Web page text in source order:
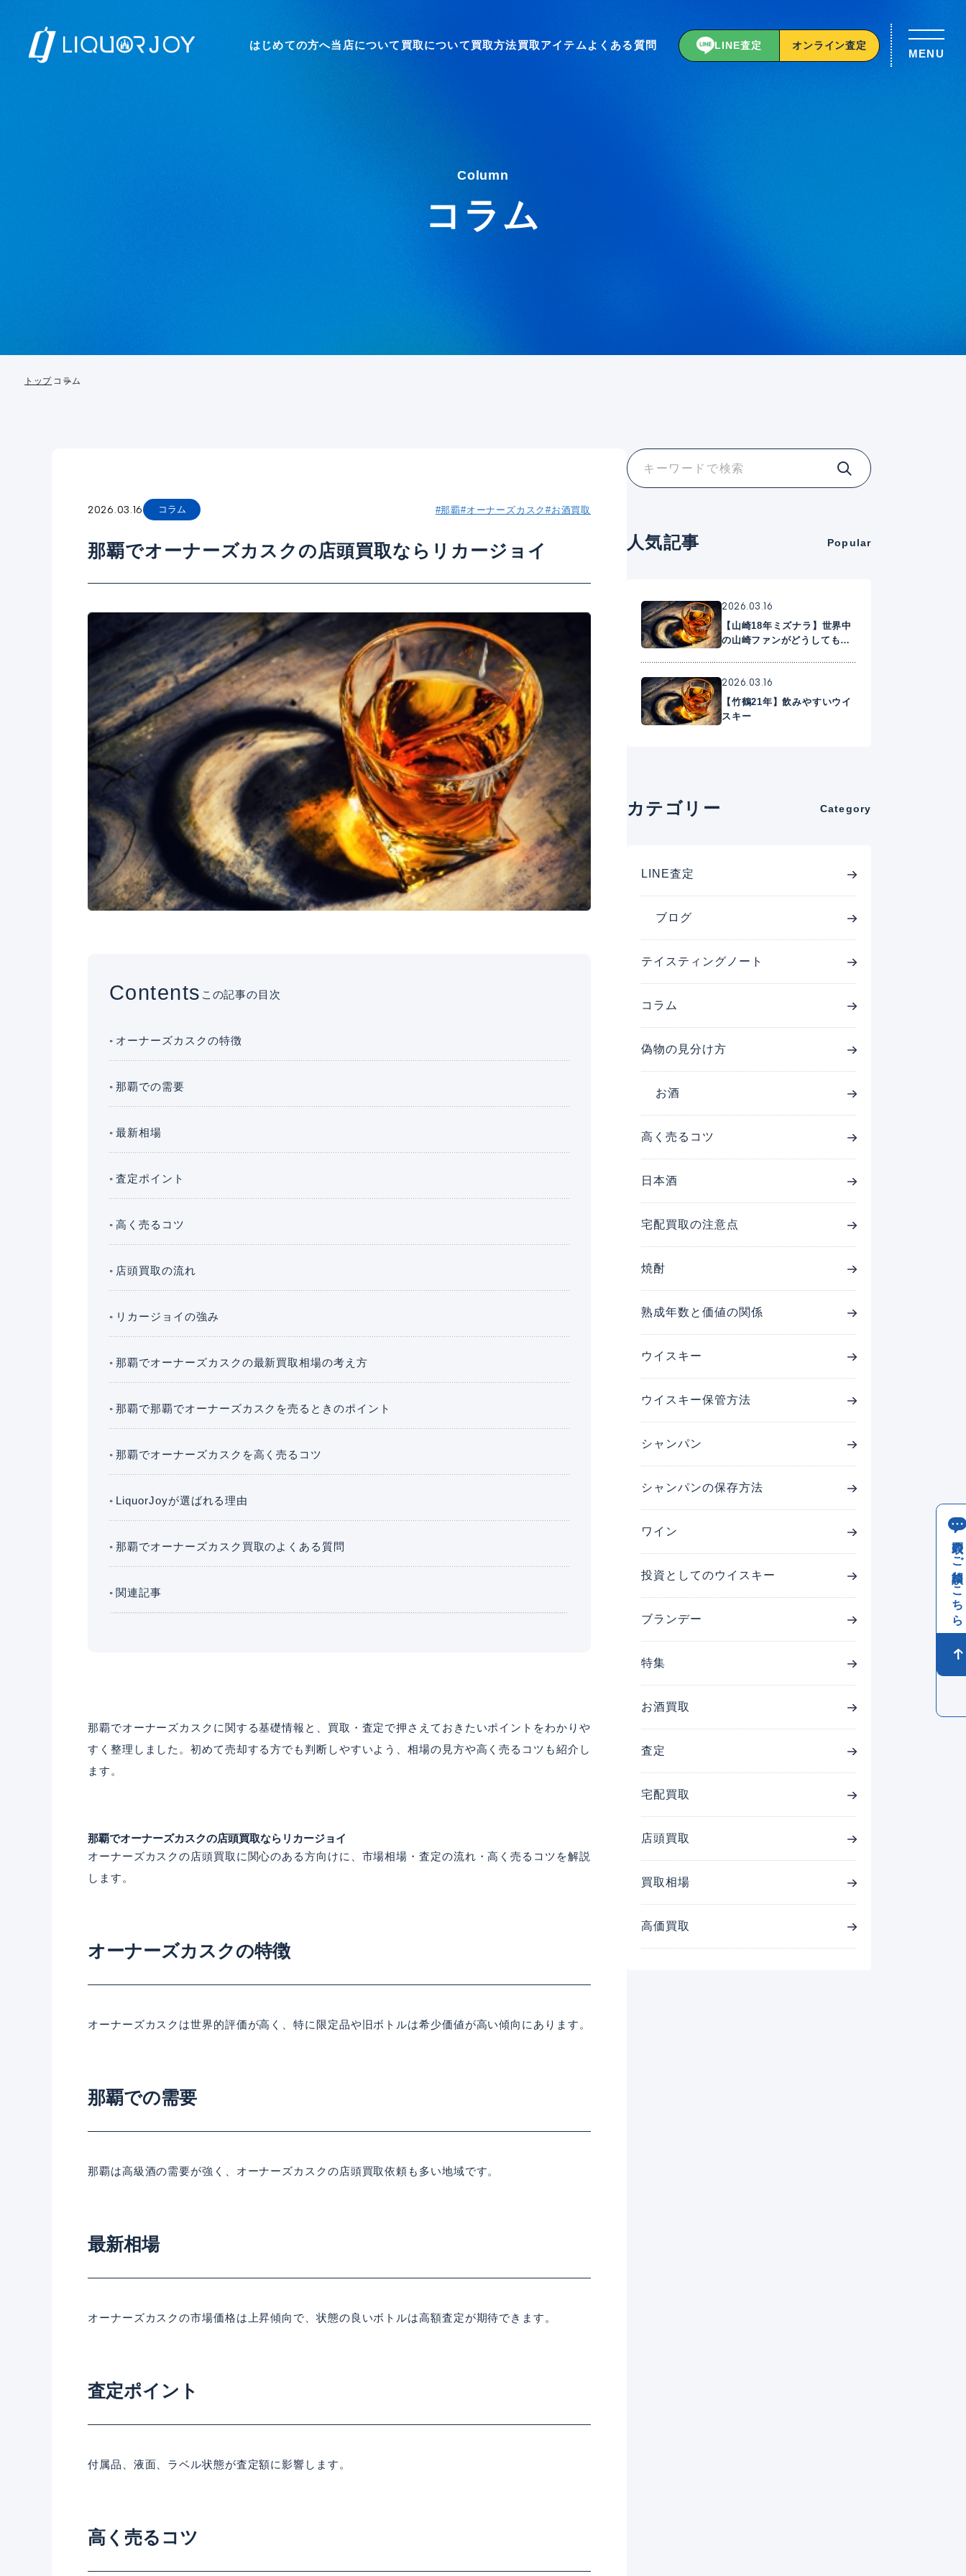
はじめての方へ当店について 買取について買取方法買取アイテム よくある質問 LINE査定 オンライン査定
MENU
Column
コラム
トップ コラム
2026.03.16 コラム #那覇#オーナーズカスク#お酒買取
那覇でオーナーズカスクの店頭買取ならリカージョイ
Contents この記事の目次
オーナーズカスクの特徴
那覇での需要
最新相場
査定ポイント
高く売るコツ
店頭買取の流れ
リカージョイの強み
那覇でオーナーズカスクの最新買取相場の考え方
那覇で那覇でオーナーズカスクを売るときのポイント
那覇でオーナーズカスクを高く売るコツ
LiquorJoyが選ばれる理由
那覇でオーナーズカスク買取のよくある質問
関連記事
那覇でオーナーズカスクに関する基礎情報と、買取・査定で押さえておきたいポイントをわかりや
すく整理しました。初めて売却する方でも判断しやすいよう、相場の見方や高く売るコツも紹介し
ます。
那覇でオーナーズカスクの店頭買取ならリカージョイ
オーナーズカスクの店頭買取に関心のある方向けに、市場相場・査定の流れ・高く売るコツを解説
します。
オーナーズカスクの特徴
オーナーズカスクは世界的評価が高く、特に限定品や旧ボトルは希少価値が高い傾向にあります。
那覇での需要
那覇は高級酒の需要が強く、オーナーズカスクの店頭買取依頼も多い地域です。
最新相場
オーナーズカスクの市場価格は上昇傾向で、状態の良いボトルは高額査定が期待できます。
査定ポイント
付属品、液面、ラベル状態が査定額に影響します。
高く売るコツ
人気記事 Popular
2026.03.16
【山崎18年ミズナラ】世界中
の山崎ファンがどうしても手
2026.03.16
【竹鶴21年】飲みやすいウイ
スキー
カテゴリー Category
LINE査定
ブログ
テイスティングノート
コラム
偽物の見分け方
お酒
高く売るコツ
日本酒
宅配買取の注意点
焼酎
熟成年数と価値の関係
ウイスキー
ウイスキー保管方法
シャンパン
シャンパンの保存方法
ワイン
投資としてのウイスキー
ブランデー
特集
お酒買取
査定
宅配買取
店頭買取
買取相場
高価買取
買取のご相談はこちら